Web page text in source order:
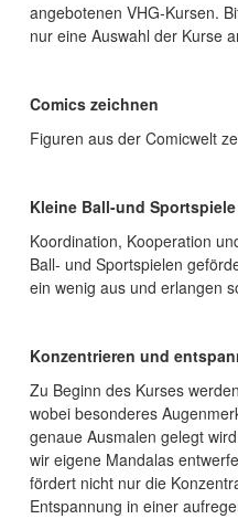
angebotenen VHG-Kursen.
nur eine Auswahl der Kurse
Comics zeichnen
Figuren aus der Comicwelt
Kleine Ball-und Sportspiele
Koordination, Kooperation
Ball- und Sportspielen
ein wenig aus und erlangen
Konzentrieren und
Zu Beginn des Kurses
wobei besonderes
genaue Ausmalen gelegt
wir eigene Mandalas
fördert nicht nur die
Entspannung in einer